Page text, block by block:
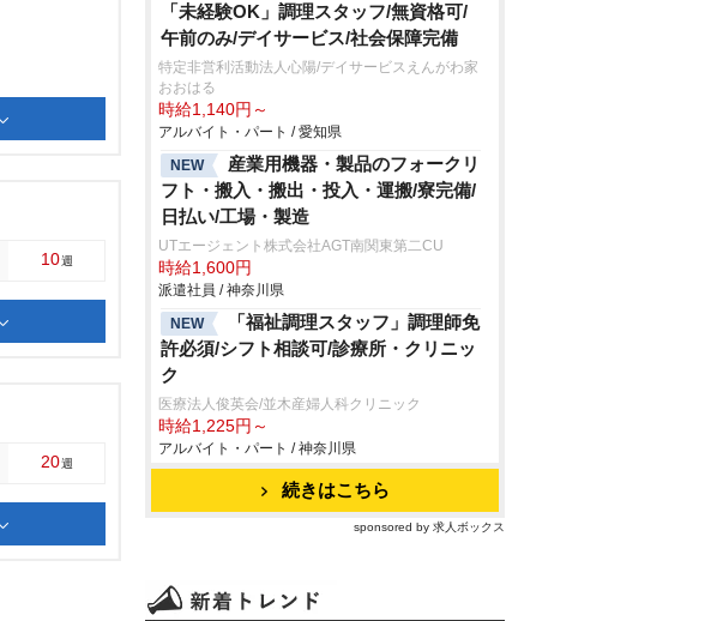
10週
20週
「未経験OK」調理スタッフ/無資格可/
午前のみ/デイサービス/社会保障完備
特定非営利活動法人心陽/デイサービスえんがわ家
おおはる
時給1,140円～
アルバイト・パート / 愛知県
NEW
産業用機器・製品のフォークリ
フト・搬入・搬出・投入・運搬/寮完備/
日払い/工場・製造
UTエージェント株式会社AGT南関東第二CU
時給1,600円
派遣社員 / 神奈川県
NEW
「福祉調理スタッフ」調理師免
許必須/シフト相談可/診療所・クリニッ
ク
医療法人俊英会/並木産婦人科クリニック
時給1,225円～
アルバイト・パート / 神奈川県
続きはこちら
sponsored by 求人ボックス